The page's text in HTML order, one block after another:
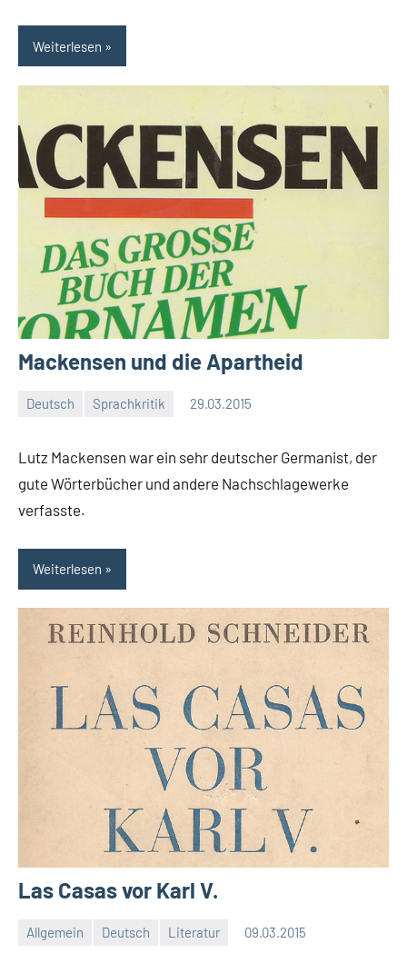
Weiterlesen
Mackensen und die Apartheid
Deutsch Sprachkritik 29.03.2015
Lutz Mackensen war ein sehr deutscher Germanist, der
gute Wörterbücher und andere Nachschlagewerke
verfasste.
Weiterlesen
Las Casas vor Karl V.
Allgemein Deutsch Literatur 09.03.2015
Moutard
Keine